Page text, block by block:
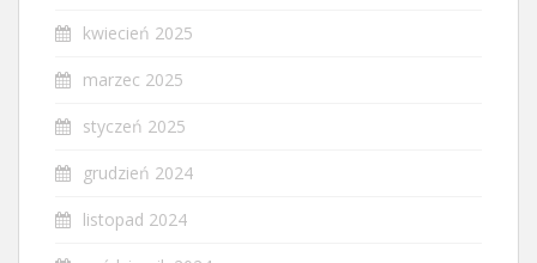
kwiecień 2025
marzec 2025
styczeń 2025
grudzień 2024
listopad 2024